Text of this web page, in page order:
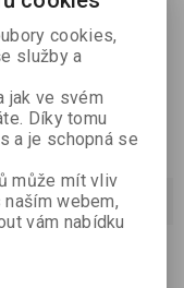
cookies,
služby a
jak ve svém
Díky tomu
a je schopná se
může mít vliv
webem,
vám nabídku